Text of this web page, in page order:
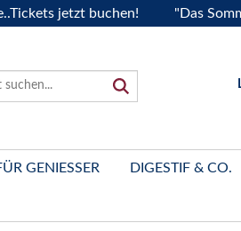
jetzt buchen! "Das
GENIESSER DIGESTIF & CO.